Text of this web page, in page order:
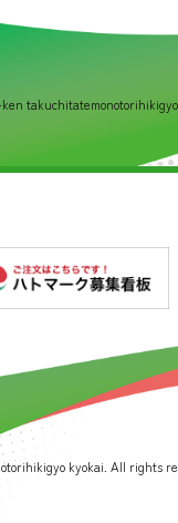
kyokai. All rights